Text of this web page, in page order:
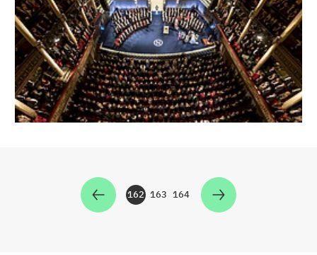
Zur Seite
162 Zur Seite
163 Zur Seite
164